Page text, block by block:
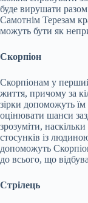
буде вирушати разом
Самотнім Терезам
можуть бути як
Скорпіон
Скорпіонам у
життя, причому за
зірки допоможуть
оцінювати шанси
зрозуміти,
стосунків із
допоможуть
до всього, що
Стрілець